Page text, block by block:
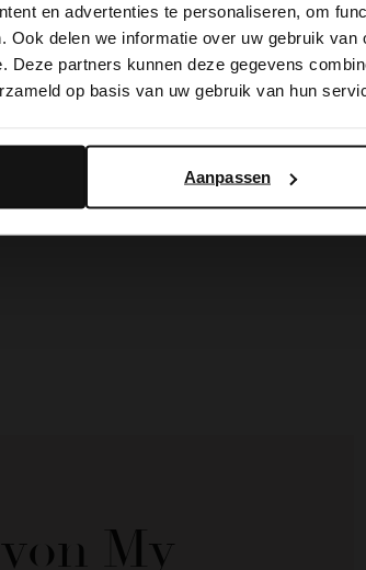
en advertenties te personaliseren, om
Ook delen we informatie over uw gebruik
Deze partners kunnen deze gegevens
op basis van uw gebruik van hun
Aanpassen
My
It looks like your language isn't Dutch. Would